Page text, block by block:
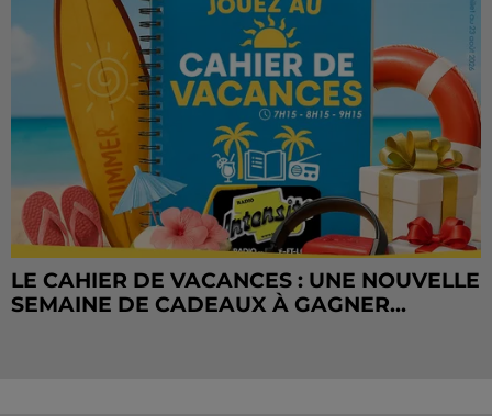
LE CAHIER DE VACANCES : UNE NOUVELLE
SEMAINE DE CADEAUX À GAGNER...